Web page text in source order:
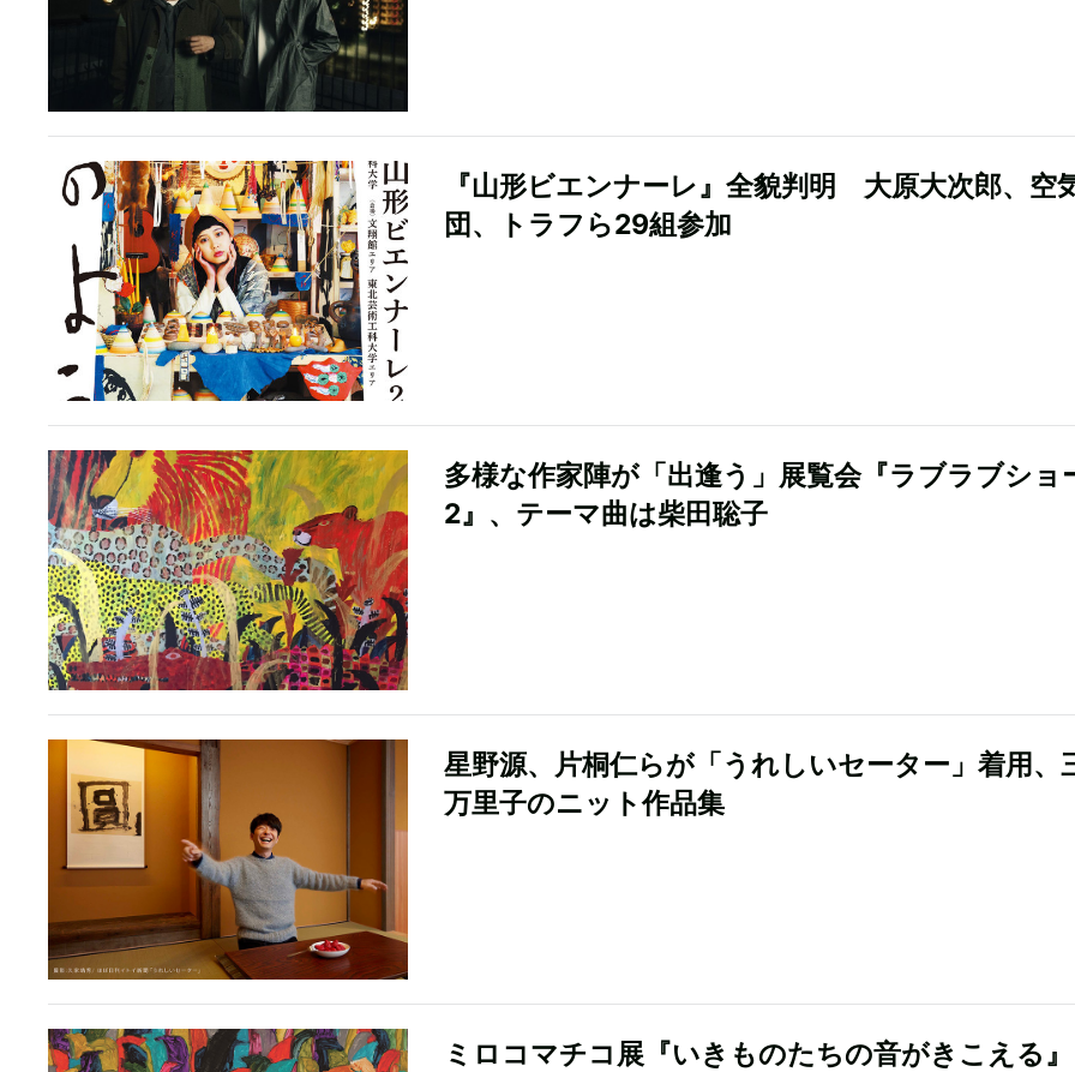
『山形ビエンナーレ』全貌判明 大原大次郎、空
団、トラフら29組参加
多様な作家陣が「出逢う」展覧会『ラブラブショ
2』、テーマ曲は柴田聡子
星野源、片桐仁らが「うれしいセーター」着用、
万里子のニット作品集
ミロコマチコ展『いきものたちの音がきこえる